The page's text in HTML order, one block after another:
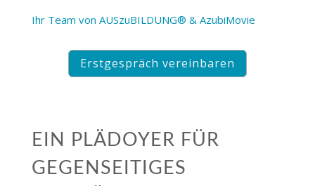
Ihr Team von AUSzuBILDUNG® & AzubiMovie
Erstgespräch vereinbaren
EIN PLÄDOYER FÜR
GEGENSEITIGES